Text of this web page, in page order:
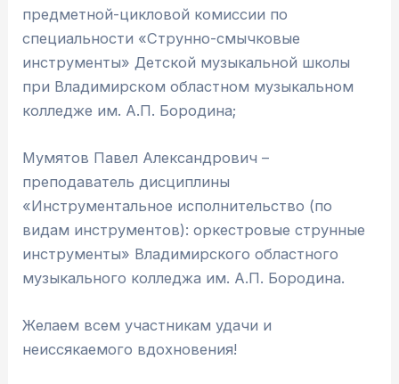
предметной-цикловой комиссии по
специальности «Струнно-смычковые
инструменты» Детской музыкальной школы
при Владимирском областном музыкальном
колледже им. А.П. Бородина;
Мумятов Павел Александрович –
преподаватель дисциплины
«Инструментальное исполнительство (по
видам инструментов): оркестровые струнные
инструменты» Владимирского областного
музыкального колледжа им. А.П. Бородина.
Желаем всем участникам удачи и
неиссякаемого вдохновения!